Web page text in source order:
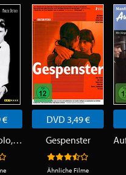
€
Schöner Gigolo, armer Gigolo
DVD 3,49 €
Gespenster
Ähnliche Filme